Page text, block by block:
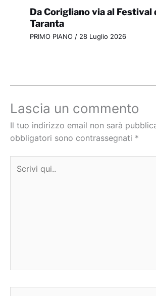
Da Corigliano via al Festival
Taranta
PRIMO PIANO / 28 Luglio 2026
Lascia un commento
Il tuo indirizzo email non sarà
obbligatori sono contrassegnati *
qui..